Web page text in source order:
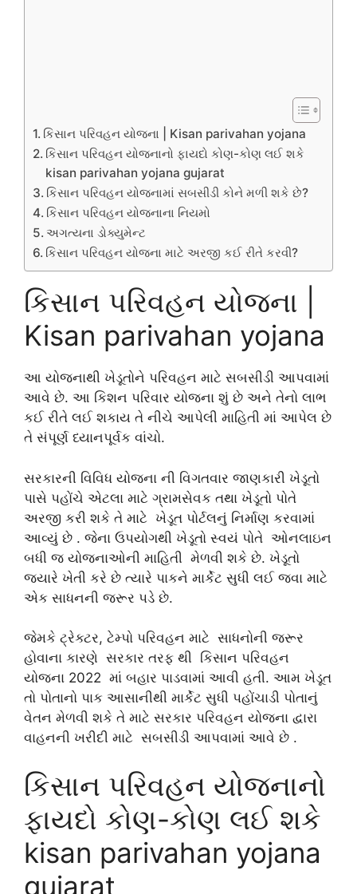
કિસાન પરિવહન યોજના | Kisan parivahan yojana
કિસાન પરિવહન યોજનાનો ફાયદો કોણ-કોણ લઈ શકે
kisan parivahan yojana gujarat
કિસાન પરિવહન યોજનામાં સબસીડી કોને મળી શકે છે?
કિસાન પરિવહન યોજનાના નિયમો
અગત્યના ડોક્યુમેન્ટ
કિસાન પરિવહન યોજના માટે અરજી કઈ રીતે કરવી?
કિસાન પરિવહન યોજના |
Kisan parivahan yojana
આ યોજનાથી ખેડૂતોને પરિવહન માટે સબસીડી આપવામાં
આવે છે. આ કિશન પરિવાર યોજના શું છે અને તેનો લાભ
કઈ રીતે લઈ શકાય તે નીચે આપેલી માહિતી માં આપેલ છે
તે સંપૂર્ણ ધ્યાનપૂર્વક વાંચો.
સરકારની વિવિધ યોજના ની વિગતવાર જાણકારી ખેડૂતો
પાસે પહોંચે એટલા માટે ગ્રામસેવક તથા ખેડૂતો પોતે
અરજી કરી શકે તે માટે ખેડૂત પોર્ટલનું નિર્માણ કરવામાં
આવ્યું છે . જેના ઉપયોગથી ખેડૂતો સ્વયં પોતે ઓનલાઇન
બધી જ યોજનાઓની માહિતી મેળવી શકે છે. ખેડૂતો
જ્યારે ખેતી કરે છે ત્યારે પાકને માર્કેટ સુધી લઈ જવા માટે
એક સાધનની જરૂર પડે છે.
જેમકે ટ્રેક્ટર, ટેમ્પો પરિવહન માટે સાધનોની જરૂર
હોવાના કારણે સરકાર તરફ થી કિસાન પરિવહન
યોજના 2022 માં બહાર પાડવામાં આવી હતી. આમ ખેડૂત
તો પોતાનો પાક આસાનીથી માર્કેટ સુધી પહોંચાડી પોતાનું
વેતન મેળવી શકે તે માટે સરકાર પરિવહન યોજના દ્વારા
વાહનની ખરીદી માટે સબસીડી આપવામાં આવે છે .
કિસાન પરિવહન યોજનાનો
ફાયદો કોણ-કોણ લઈ શકે
kisan parivahan yojana
gujarat